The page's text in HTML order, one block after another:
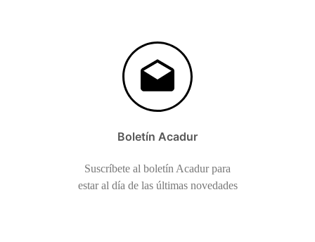
Boletín Acadur
Suscríbete al boletín Acadur para
estar al día de las últimas novedades